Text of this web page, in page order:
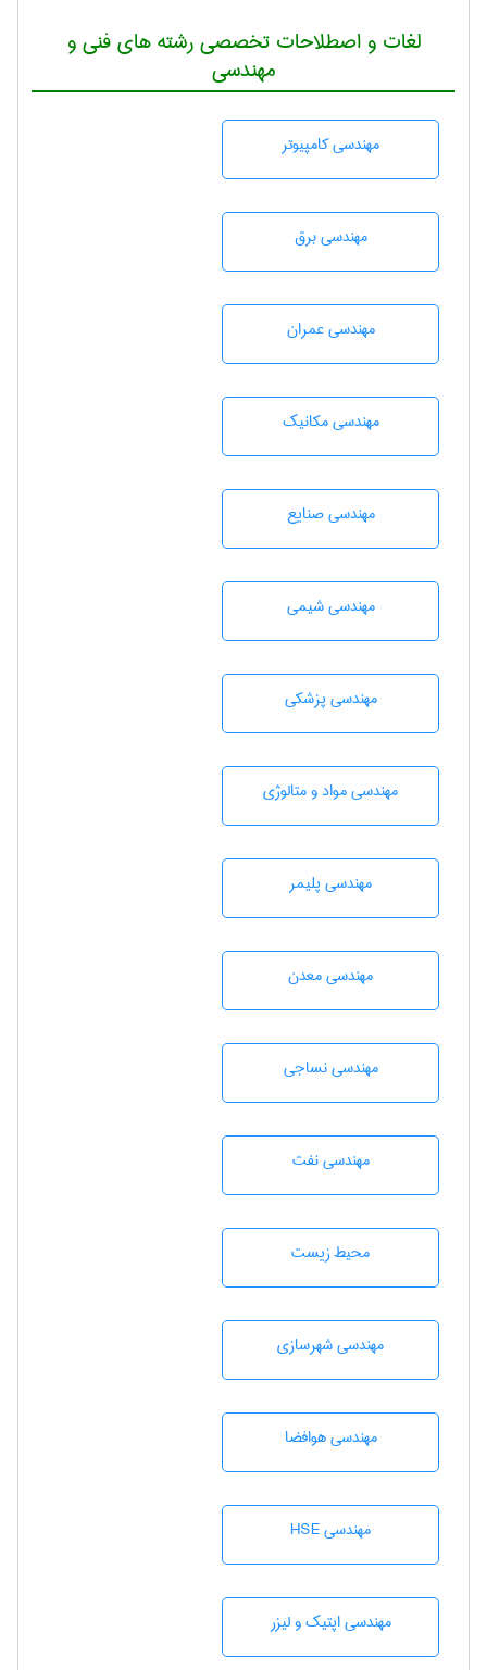
لغات و اصطلاحات تخصصی رشته های فنی و
مهندسی
مهندسی كامپيوتر
مهندسی برق
مهندسی عمران
مهندسی مکانیک
مهندسی صنايع
مهندسي شيمی
مهندسی پزشکی
مهندسی مواد و متالوژی
مهندسی پليمر
مهندسی معدن
مهندسي نساجی
مهندسی نفت
محيط زيست
مهندسی شهرسازی
مهندسی هوافضا
مهندسی HSE
مهندسی اپتیک و لیزر